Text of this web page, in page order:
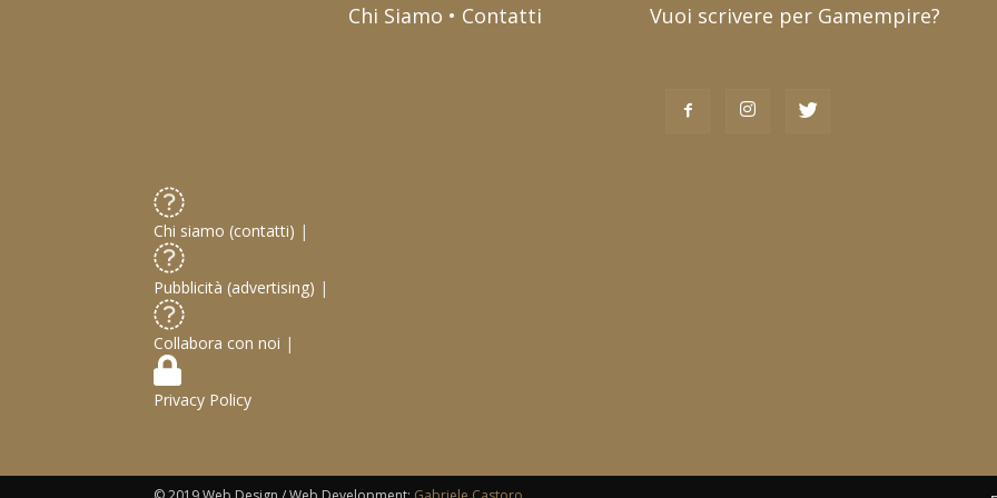
Chi Siamo • Contatti Vuoi scrivere per Gamempire?
Chi siamo (contatti) |
Pubblicità (advertising) |
Collabora con noi |
Privacy Policy